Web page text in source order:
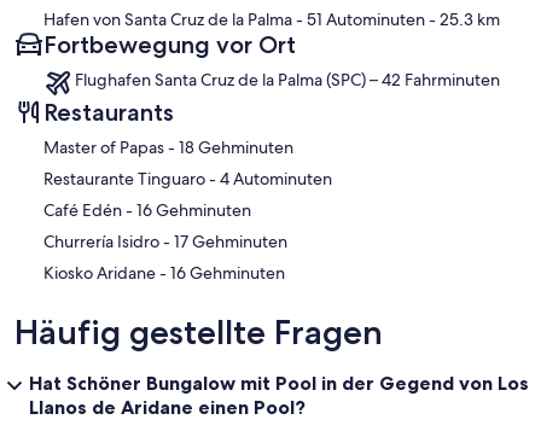
Hafen von Santa Cruz de la Palma- 51 Autominuten- 25.3 km
Fortbewegung vor Ort
Flughafen Santa Cruz de la Palma (SPC) – 42 Fahrminuten
Restaurants
‪Master of Papas - ‬18 Gehminuten
‪Restaurante Tinguaro - ‬4 Autominuten
‪Café Edén - ‬16 Gehminuten
‪Churrería Isidro - ‬17 Gehminuten
‪Kiosko Aridane - ‬16 Gehminuten
Häufig gestellte Fragen
Hat Schöner Bungalow mit Pool in der Gegend von Los
Llanos de Aridane einen Pool?